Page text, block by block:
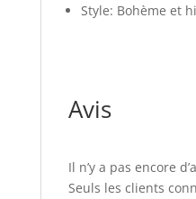
Style: Bohème et
Avis
Il n’y a pas encore
Seuls les clients